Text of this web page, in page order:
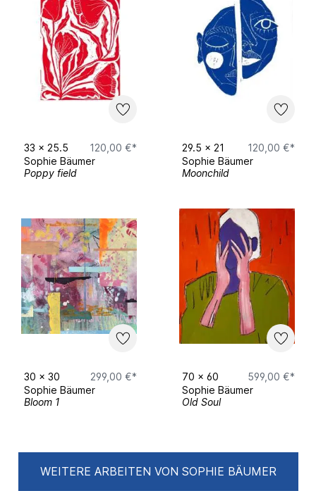
33 x 25.5
120,00 €*
Sophie Bäumer
Poppy field
29.5 x 21
120,00 €*
Sophie Bäumer
Moonchild
30 x 30
299,00 €*
Sophie Bäumer
Bloom 1
70 x 60
599,00 €*
Sophie Bäumer
Old Soul
WEITERE ARBEITEN VON SOPHIE BÄUMER